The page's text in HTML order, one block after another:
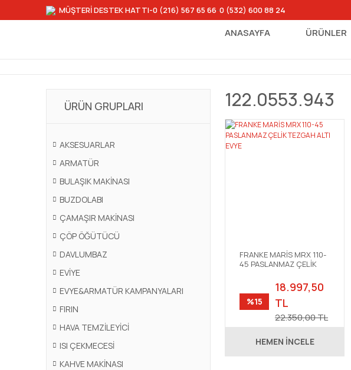
MÜŞTERİ DESTEK HATTI-0 (216) 567 65 66-0 (532) 600 88 24
ANASAYFA ÜRÜNLER
ÜRÜN GRUPLARI
AKSESUARLAR
ARMATÜR
BULAŞIK MAKİNASI
BUZDOLABI
ÇAMAŞIR MAKİNASI
ÇÖP ÖĞÜTÜCÜ
DAVLUMBAZ
EVİYE
EVYE&ARMATÜR KAMPANYALARI
FIRIN
HAVA TEMZİLEYİCİ
ISI ÇEKMECESİ
KAHVE MAKİNASI
122.0553.943
FRANKE MARİS MRX 110-
45 PASLANMAZ ÇELİK
%15
18.997,50
TL
22.350,00 TL
HEMEN İNCELE